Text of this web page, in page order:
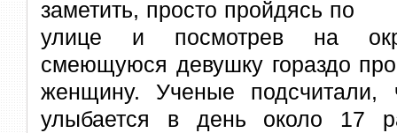
заметить, просто пройдясь по
улице и посмотрев на
смеющуюся девушку гораздо
женщину. Ученые подсчитали,
улыбается в день около 17